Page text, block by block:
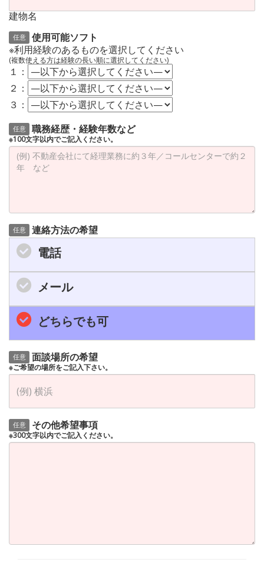
建物名
任意
使用可能ソフト
※利用経験のあるものを選択してください
(複数使える方は経験の長い順に選択してください)
１：
２：
３：
任意 職務経歴・経験年数など
※100文字以内でご記入ください。
任意 連絡方法の希望
電話
メール
どちらでも可
任意 面談場所の希望
※ご希望の場所をご記入下さい。
任意 その他希望事項
※300文字以内でご記入ください。